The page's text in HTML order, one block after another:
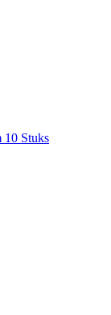
10 Stuks